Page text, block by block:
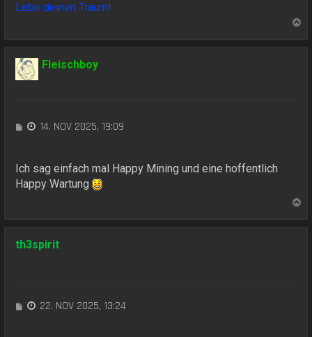
Lebe deinen Traum!
Fleischboy
B
t
r
a
14. NOV 2025, 19:09
Ich sag einfach mal Happy Mining und eine hoffentlich
Happy Wartung
th3spirit
B
22. NOV 2025, 13:24